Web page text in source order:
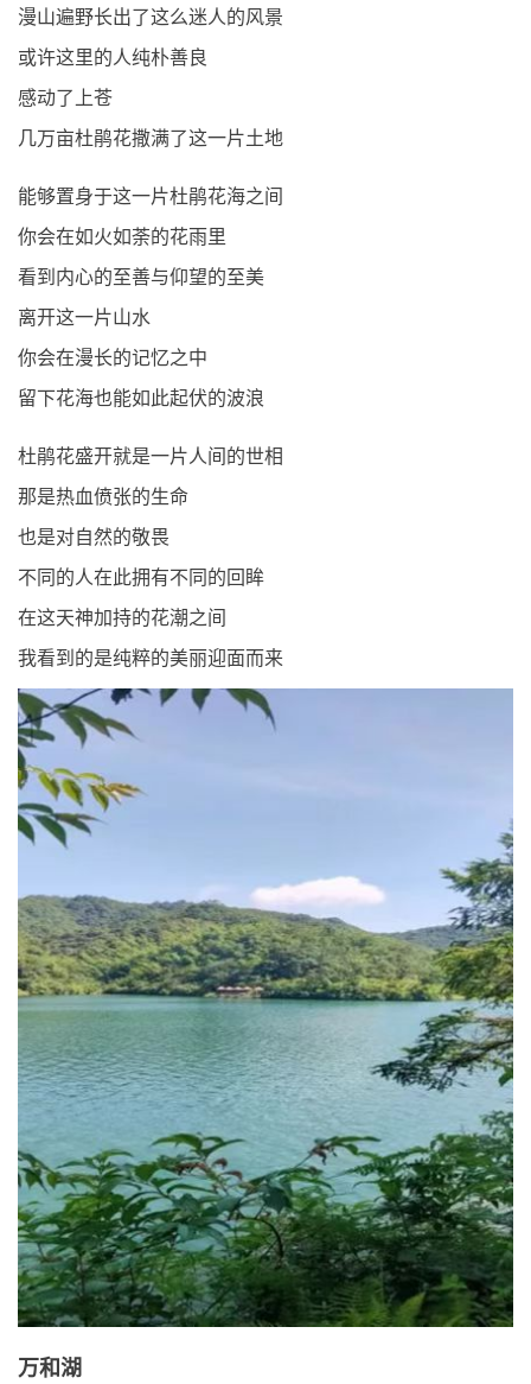
漫山遍野长出了这么迷人的风景
或许这里的人纯朴善良
感动了上苍
几万亩杜鹃花撒满了这一片土地
能够置身于这一片杜鹃花海之间
你会在如火如荼的花雨里
看到内心的至善与仰望的至美
离开这一片山水
你会在漫长的记忆之中
留下花海也能如此起伏的波浪
杜鹃花盛开就是一片人间的世相
那是热血偾张的生命
也是对自然的敬畏
不同的人在此拥有不同的回眸
在这天神加持的花潮之间
我看到的是纯粹的美丽迎面而来
万和湖